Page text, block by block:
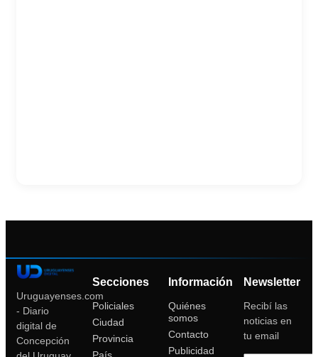
Uruguayenses.com
- Diario
digital de
Concepción
Secciones
Policiales
Ciudad
Provincia
Información
Quiénes
somos
Contacto
Publicidad
Newsletter
Recibí las
noticias en
tu email